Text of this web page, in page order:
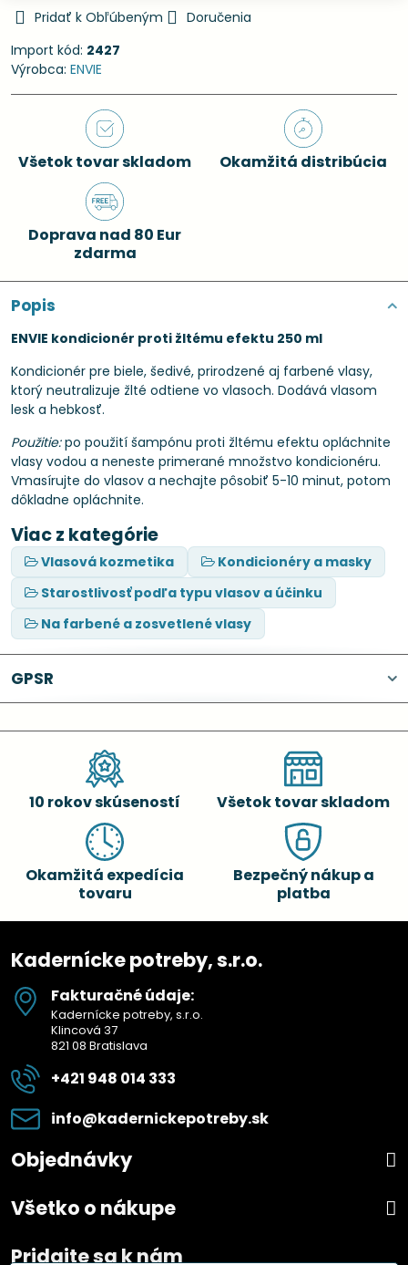
Pridať k Obľúbeným
Doručenia
Import kód: 2427
Výrobca: ENVIE
Všetok tovar skladom Okamžitá distribúcia
Doprava nad 80 Eur
zdarma
Popis
ENVIE kondicionér proti žltému efektu 250 ml
Kondicionér pre biele, šedivé, prirodzené aj farbené vlasy,
ktorý neutralizuje žlté odtiene vo vlasoch. Dodává vlasom
lesk a hebkosť.
Použitie:po použití šampónu proti žltému efektu opláchnite
vlasy vodou a neneste primerané množstvo kondicionéru.
Vmasírujte do vlasov a nechajte pôsobiť 5-10 minut, potom
dôkladne opláchnite.
Viac z kategórie
Vlasová kozmetika
Kondicionéry a masky
Starostlivosť podľa typu vlasov a účinku
Na farbené a zosvetlené vlasy
GPSR
10 rokov skúseností Všetok tovar skladom
Okamžitá expedícia
tovaru
Bezpečný nákup a
platba
Kadernícke potreby, s.r.o.
Fakturačné údaje:
Kadernícke potreby, s.r.o.
Klincová 37
821 08 Bratislava
+421 948 014 333
info​@kadernickepotreby​.sk
Objednávky
Všetko o nákupe
Pridajte sa k nám